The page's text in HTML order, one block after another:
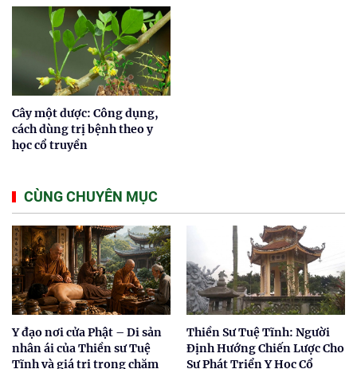
Cây một dược: Công dụng,
cách dùng trị bệnh theo y
học cổ truyền
CÙNG CHUYÊN MỤC
Y đạo nơi cửa Phật – Di sản
nhân ái của Thiền sư Tuệ
Tĩnh và giá trị trong chăm
Thiền Sư Tuệ Tĩnh: Người
Định Hướng Chiến Lược Cho
Sự Phát Triển Y Học Cổ